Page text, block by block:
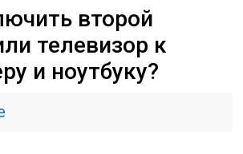
второй
телевизор к
и ноутбуку?